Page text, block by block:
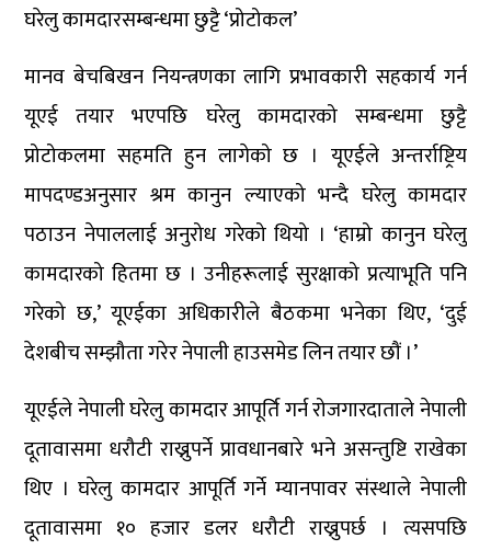
घरेलु कामदारसम्बन्धमा छुट्टै ‘प्रोटोकल’
मानव बेचबिखन नियन्त्रणका लागि प्रभावकारी सहकार्य गर्न
यूएई तयार भएपछि घरेलु कामदारको सम्बन्धमा छुट्टै
प्रोटोकलमा सहमति हुन लागेको छ । यूएईले अन्तर्राष्ट्रिय
मापदण्डअनुसार श्रम कानुन ल्याएको भन्दै घरेलु कामदार
पठाउन नेपाललाई अनुरोध गरेको थियो । ‘हाम्रो कानुन घरेलु
कामदारको हितमा छ । उनीहरूलाई सुरक्षाको प्रत्याभूति पनि
गरेको छ,’ यूएईका अधिकारीले बैठकमा भनेका थिए, ‘दुई
देशबीच सम्झौता गरेर नेपाली हाउसमेड लिन तयार छौं ।’
यूएईले नेपाली घरेलु कामदार आपूर्ति गर्न रोजगारदाताले नेपाली
दूतावासमा धरौटी राख्नुपर्ने प्रावधानबारे भने असन्तुष्टि राखेका
थिए । घरेलु कामदार आपूर्ति गर्ने म्यानपावर संस्थाले नेपाली
दूतावासमा १० हजार डलर धरौटी राख्नुपर्छ । त्यसपछि